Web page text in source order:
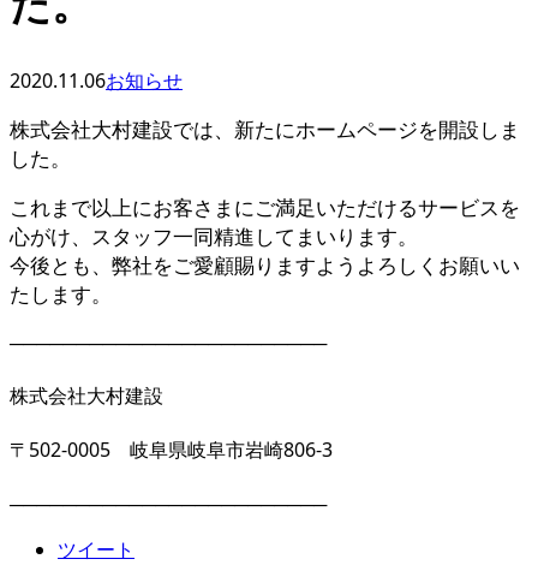
2020.11.06お知らせ
株式会社大村建設では、新たにホームページを開設しま
した。
これまで以上にお客さまにご満足いただけるサービスを
心がけ、スタッフ一同精進してまいります。
今後とも、弊社をご愛顧賜りますようよろしくお願いい
たします。
────────────────────────
株式会社大村建設
〒502-0005 岐阜県岐阜市岩崎806-3
────────────────────────
ツイート